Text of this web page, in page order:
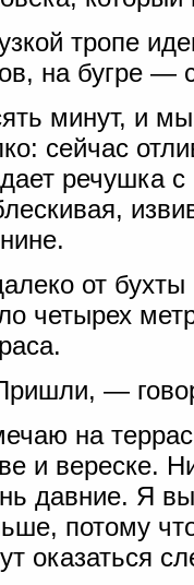
тропе
на бугре —
минут, и
сейчас
речушка
от
четырех
—
на
и вереске.
давние. Я
потому
оказаться